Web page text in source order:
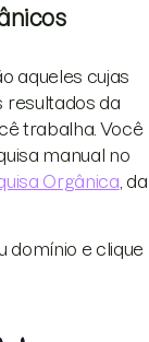
aqueles cujas
resultados da
trabalha. Você
manual no
Orgânica , da
domínio e clique